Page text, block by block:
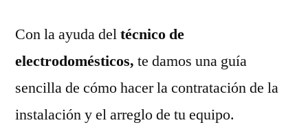
Con la ayuda deltécnico de
electrodomésticos, te damos una guía
sencilla de cómo hacer la contratación de la
instalación y el arreglo de tu equipo.